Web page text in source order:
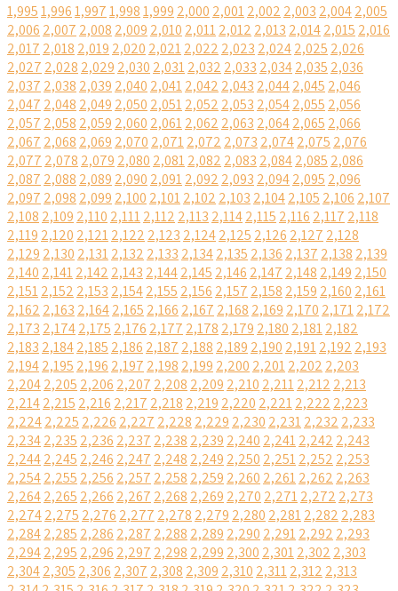
1,9951,9961,9971,9981,999 2,000 2,0012,002 2,003 2,0042,005
2,006 2,007 2,008 2,009 2,010 2,0112,012 2,013 2,0142,015 2,016
2,017 2,018 2,019 2,020 2,0212,022 2,023 2,0242,025 2,026
2,027 2,028 2,029 2,030 2,0312,032 2,033 2,0342,035 2,036
2,037 2,038 2,039 2,040 2,0412,042 2,043 2,0442,045 2,046
2,047 2,048 2,049 2,050 2,0512,052 2,053 2,0542,055 2,056
2,057 2,058 2,059 2,060 2,0612,062 2,063 2,0642,065 2,066
2,067 2,068 2,069 2,070 2,0712,072 2,073 2,0742,075 2,076
2,077 2,078 2,079 2,080 2,0812,082 2,083 2,0842,085 2,086
2,087 2,088 2,089 2,090 2,0912,092 2,093 2,0942,095 2,096
2,097 2,098 2,099 2,100 2,1012,102 2,103 2,1042,105 2,106 2,107
2,108 2,109 2,110 2,1112,112 2,113 2,1142,115 2,116 2,117 2,118
2,119 2,120 2,1212,122 2,123 2,1242,125 2,126 2,127 2,128
2,129 2,130 2,1312,132 2,133 2,1342,135 2,136 2,137 2,138 2,139
2,140 2,1412,142 2,143 2,1442,145 2,146 2,147 2,148 2,149 2,150
2,1512,152 2,153 2,1542,155 2,156 2,157 2,158 2,159 2,160 2,161
2,162 2,163 2,1642,165 2,166 2,167 2,168 2,169 2,170 2,1712,172
2,173 2,1742,175 2,176 2,177 2,178 2,179 2,180 2,1812,182
2,183 2,1842,185 2,186 2,187 2,188 2,189 2,190 2,1912,192 2,193
2,1942,195 2,196 2,197 2,198 2,199 2,200 2,2012,202 2,203
2,2042,205 2,206 2,207 2,208 2,209 2,210 2,2112,212 2,213
2,2142,215 2,216 2,217 2,218 2,219 2,220 2,2212,222 2,223
2,2242,225 2,226 2,227 2,228 2,229 2,230 2,2312,232 2,233
2,2342,235 2,236 2,237 2,238 2,239 2,240 2,2412,242 2,243
2,2442,245 2,246 2,247 2,248 2,249 2,250 2,2512,252 2,253
2,2542,255 2,256 2,257 2,258 2,259 2,260 2,2612,262 2,263
2,2642,265 2,266 2,267 2,268 2,269 2,270 2,2712,272 2,273
2,2742,275 2,276 2,277 2,278 2,279 2,280 2,2812,282 2,283
2,2842,285 2,286 2,287 2,288 2,289 2,290 2,2912,292 2,293
2,2942,295 2,296 2,297 2,298 2,299 2,300 2,3012,302 2,303
2,3042,305 2,306 2,307 2,308 2,309 2,310 2,3112,312 2,313